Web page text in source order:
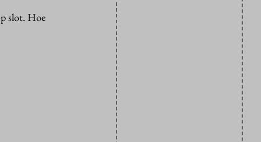
slot. Hoe